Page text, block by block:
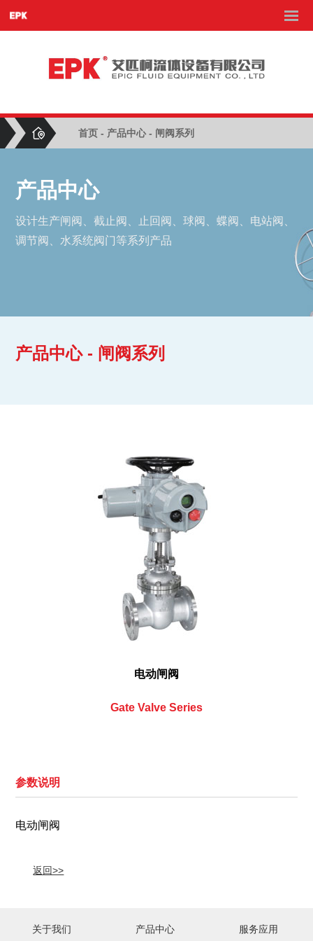
首页 - 产品中心- 闸阀系列
产品中心
设计生产闸阀、截止阀、止回阀、球阀、蝶阀、电站阀、
调节阀、水系统阀门等系列产品
产品中心 - 闸阀系列
电动闸阀
Gate Valve Series
参数说明
电动闸阀
返回>>
关于我们 产品中心 服务应用